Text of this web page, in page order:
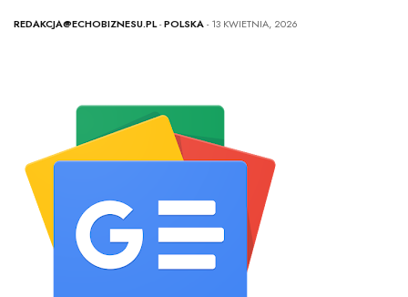
REDAKCJA@ECHOBIZNESU.PL-POLSKA- 13 KWIETNIA, 2026